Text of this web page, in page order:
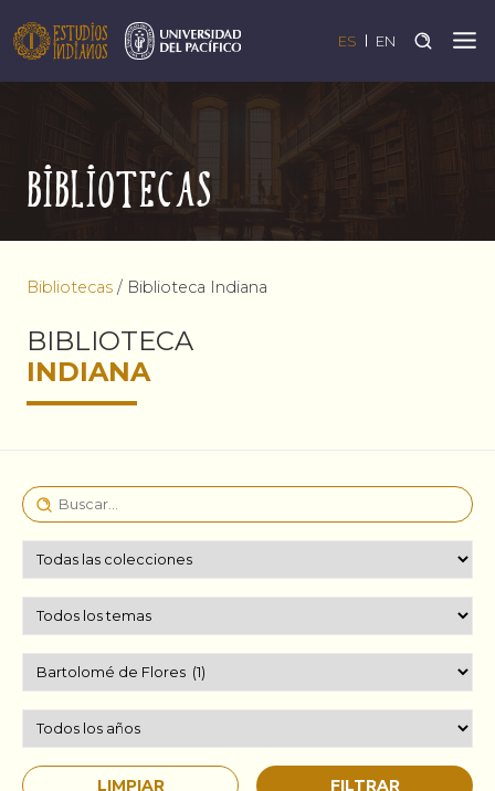
ES EN
Bibliotecas
Bibliotecas / Biblioteca Indiana
BIBLIOTECA
INDIANA